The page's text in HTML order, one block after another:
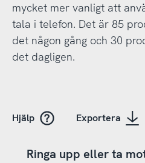
mycket mer vanligt att
tala i telefon. Det är 85
det någon gång och 30
det dagligen.
Hjälp Exportera
Ringa upp eller ta